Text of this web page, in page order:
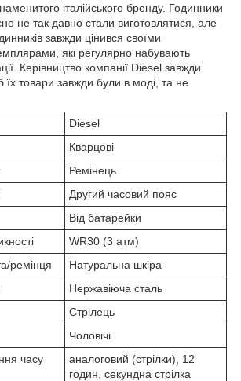
італійського бренду. Годинники
не так давно стали виготовлятися, але
завжди цінився своїми
які регулярно набувають
Керівництво компанії Diesel завжди
їх товари завжди були в моді, та не
Diesel
Кварцові
Ремінець
Другий часовий пояс
Від батарейки
WR30 (3 атм)
ремінця
Натуральна шкіра
Нержавіюча сталь
Стрілець
Чоловічі
часу
аналоговий (стрілки), 12
годин, секундна стрілка